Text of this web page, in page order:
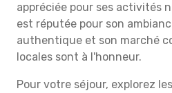
appréciée pour ses activités
est réputée pour son
authentique et son marché
locales sont à l'honneur.
Pour votre séjour, explorez